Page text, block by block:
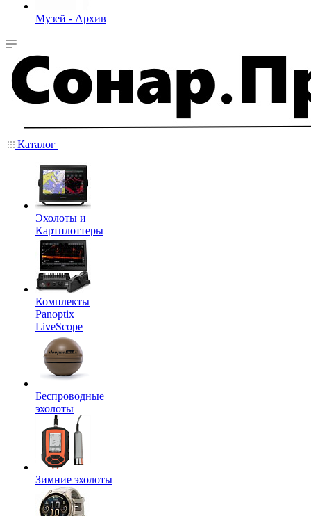
Музей - Архив
Каталог
Эхолоты и
Картплоттеры
Комплекты
Panoptix
LiveScope
Беспроводные
эхолоты
Зимние эхолоты